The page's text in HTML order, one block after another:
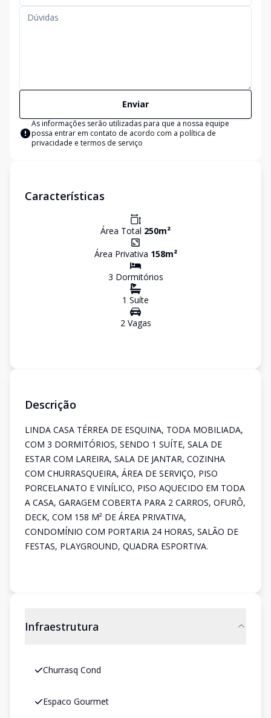
Enviar
As informações serão utilizadas para que a nossa equipe
possa entrar em contato de acordo com a política de
privacidade e termos de serviço
Características
Área Total 250m²
Área Privativa 158m²
3 Dormitórios
1 Suíte
2Vagas
Descrição
LINDA CASA TÉRREA DE ESQUINA, TODA MOBILIADA,
COM 3 DORMITÓRIOS, SENDO 1 SUÍTE, SALA DE
ESTAR COM LAREIRA, SALA DE JANTAR, COZINHA
COM CHURRASQUEIRA, ÁREA DE SERVIÇO, PISO
PORCELANATO E VINÍLICO, PISO AQUECIDO EM TODA
A CASA, GARAGEM COBERTA PARA 2 CARROS, OFURÔ,
DECK, COM 158 M² DE ÁREA PRIVATIVA,
CONDOMÍNIO COM PORTARIA 24 HORAS, SALÃO DE
FESTAS, PLAYGROUND, QUADRA ESPORTIVA.
Infraestrutura
Churrasq Cond
Espaco Gourmet